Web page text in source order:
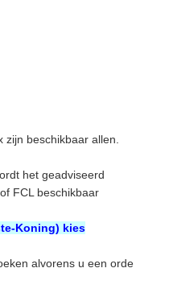
zijn beschikbaar allen.
het geadviseerd
FCL beschikbaar
Koning) kies
alvorens u een orde